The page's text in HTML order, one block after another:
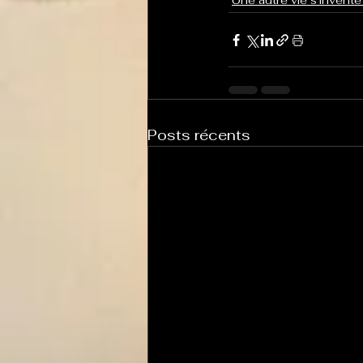
Posts récents